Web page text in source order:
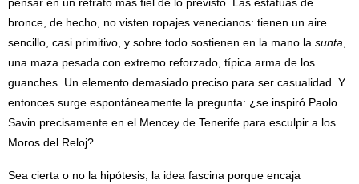
bronce, de hecho, no visten ropajes venecianos: tienen un aire
sencillo, casi primitivo, y sobre todo sostienen en la mano la sunta
una maza pesada con extremo reforzado, típica arma de los
guanches. Un elemento demasiado preciso para ser casualidad. Y
entonces surge espontáneamente la pregunta: ¿se inspiró Paolo
Savin precisamente en el Mencey de Tenerife para esculpir a los
Moros del Reloj?
Sea cierta o no la hipótesis, la idea fascina porque encaja